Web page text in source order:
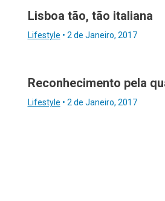
Lisboa tão, tão italiana
Lifestyle • 2 de Janeiro, 2017
Reconhecimento pela
Lifestyle • 2 de Janeiro, 2017